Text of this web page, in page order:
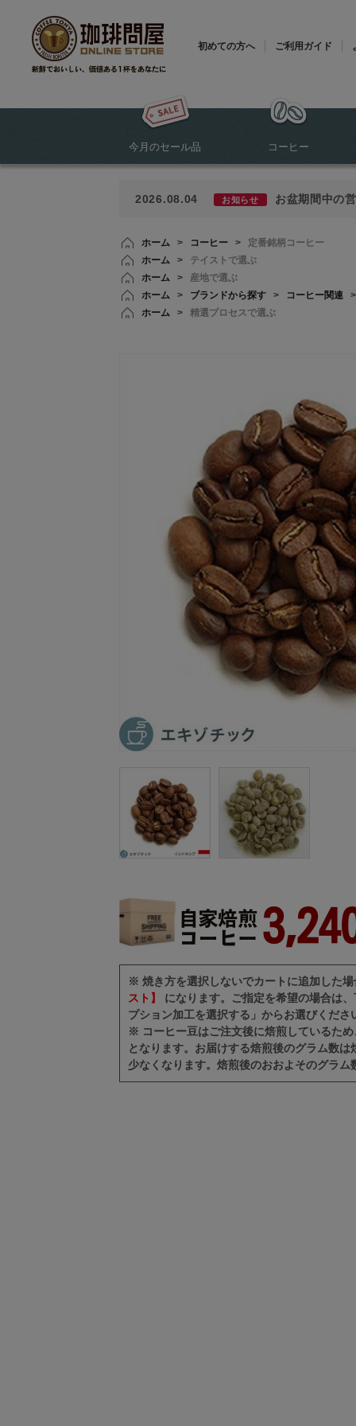
初めての方へ ご利用ガイド
今月のセール品 コーヒー
2026.08.04 お知らせ お盆期間中の
ホーム > コーヒー >
定番銘柄コーヒー
ホーム
>
テイストで選ぶ
ホーム
>
産地で選ぶ
ホーム
> ブランドから探す > コーヒー関連
ホーム
> 精選プロセスで選ぶ
※ 焼き方を選択しないでカートに追加した
スト】
になります。ご指定を希望の場合は
プション加工を選択する」からお選びくださ
※ コーヒー豆はご注文後に焙煎しているた
となります。お届けする焙煎後のグラム数
少なくなります。焙煎後のおおよそのグラム